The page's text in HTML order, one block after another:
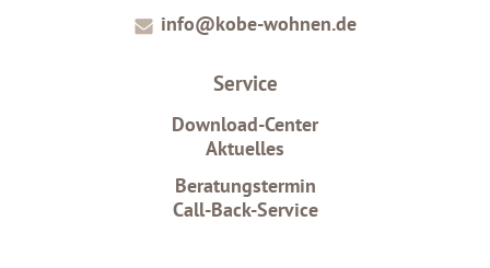
info@kobe-wohnen.de
Service
Download-Center
Aktuelles
Beratungstermin
Call-Back-Service